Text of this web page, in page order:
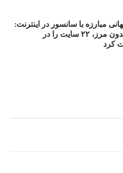
روز جهانی مبارزه با سانسور در اینترنت:
#آزادی هم‌آیند گزارشگران‌ بدون مرز، ۲۲ سایت را در
کرد